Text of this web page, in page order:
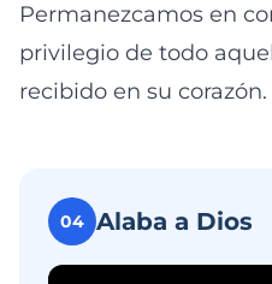
Permanezcamos en
privilegio de todo
recibido en su corazón.
04 Alaba a Dios